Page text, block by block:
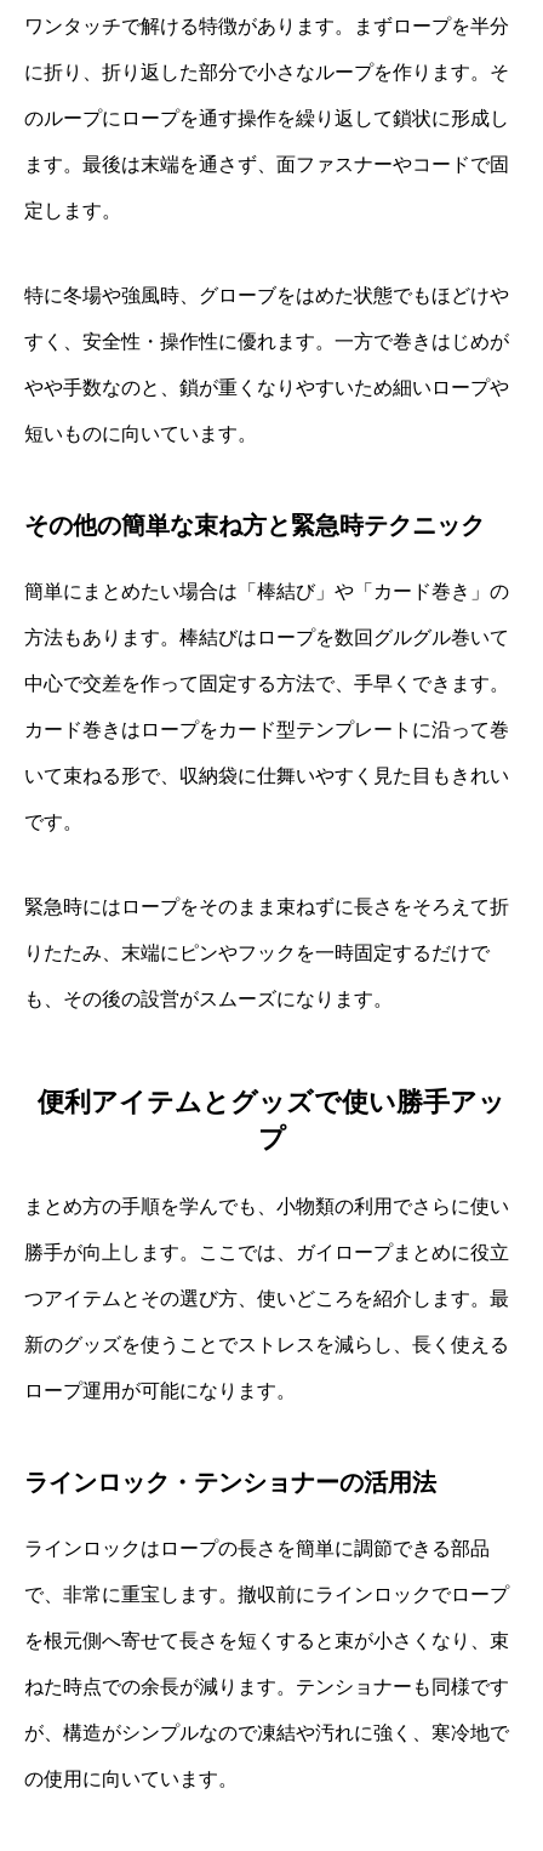
ワンタッチで解ける特徴があります。まずロープを半分
に折り、折り返した部分で小さなループを作ります。そ
のループにロープを通す操作を繰り返して鎖状に形成し
ます。最後は末端を通さず、面ファスナーやコードで固
定します。
特に冬場や強風時、グローブをはめた状態でもほどけや
すく、安全性・操作性に優れます。一方で巻きはじめが
やや手数なのと、鎖が重くなりやすいため細いロープや
短いものに向いています。
その他の簡単な束ね方と緊急時テクニック
簡単にまとめたい場合は「棒結び」や「カード巻き」の
方法もあります。棒結びはロープを数回グルグル巻いて
中心で交差を作って固定する方法で、手早くできます。
カード巻きはロープをカード型テンプレートに沿って巻
いて束ねる形で、収納袋に仕舞いやすく見た目もきれい
です。
緊急時にはロープをそのまま束ねずに長さをそろえて折
りたたみ、末端にピンやフックを一時固定するだけで
も、その後の設営がスムーズになります。
便利アイテムとグッズで使い勝手アッ
プ
まとめ方の手順を学んでも、小物類の利用でさらに使い
勝手が向上します。ここでは、ガイロープまとめに役立
つアイテムとその選び方、使いどころを紹介します。最
新のグッズを使うことでストレスを減らし、長く使える
ロープ運用が可能になります。
ラインロック・テンショナーの活用法
ラインロックはロープの長さを簡単に調節できる部品
で、非常に重宝します。撤収前にラインロックでロープ
を根元側へ寄せて長さを短くすると束が小さくなり、束
ねた時点での余長が減ります。テンショナーも同様です
が、構造がシンプルなので凍結や汚れに強く、寒冷地で
の使用に向いています。